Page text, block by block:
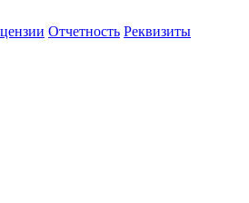
Отчетность Реквизиты